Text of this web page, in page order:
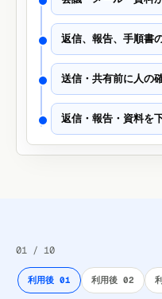
返信、報告、手順書
送信・共有前に人の
返信・報告・資料を
01 / 10
利用後 01 利用後 02